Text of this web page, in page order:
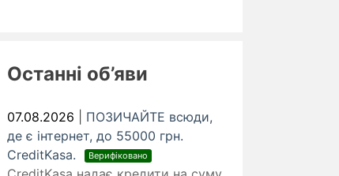
Останні об’яви
07.08.2026
ПОЗИЧАЙТЕ всюди,
де є інтернет, до 55000 грн.
CreditKasa.
Верифіковано